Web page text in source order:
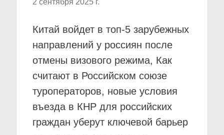
2 сентября 2025 г.
Китай войдет в топ-5 зарубежных
направлений у россиян после
отмены визового режима, Как
считают в Российском союзе
туроператоров, новые условия
въезда в КНР для российских
граждан уберут ключевой барьер